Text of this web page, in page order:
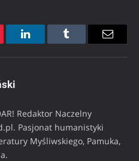
LinkedInTumblr Email
Redaktor Naczelny
Pasjonat humanistyki
Myśliwskiego, Pamuka,